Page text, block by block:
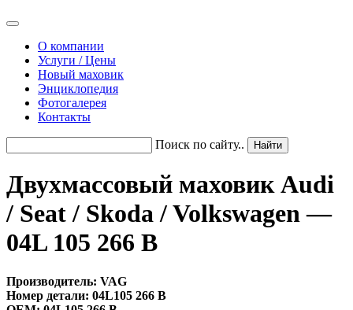
О компании
Услуги / Цены
Новый маховик
Энциклопедия
Фотогалерея
Контакты
Поиск по сайту..
Двухмассовый маховик Audi
/ Seat / Skoda / Volkswagen —
04L 105 266 B
Производитель: VAG
Номер детали: 04L105 266 B